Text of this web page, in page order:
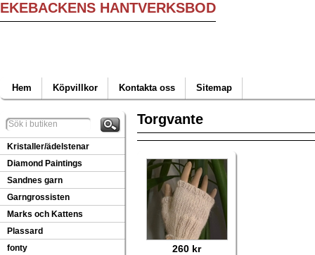
EKEBACKENS HANTVERKSBOD
Hem Köpvillkor Kontakta oss Sitemap
Kristaller/ädelstenar
Diamond Paintings
Sandnes garn
Garngrossisten
Marks och Kattens
Plassard
fonty
Torgvante
260 kr